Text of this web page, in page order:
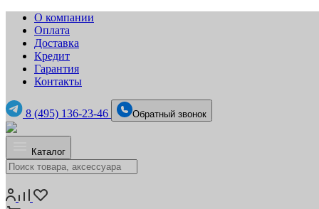
О компании
Оплата
Доставка
Кредит
Гарантия
Контакты
8 (495) 136-23-46 Обратный звонок
Каталог